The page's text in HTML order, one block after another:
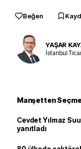
Beğen
YAŞAR
İstanbul
Manşetten
Cevdet Yılmaz
yanıtladı